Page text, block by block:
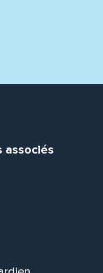
associés